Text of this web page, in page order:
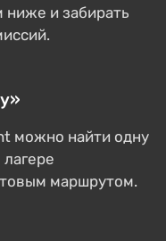
ниже и забирать
можно найти одну
маршрутом.